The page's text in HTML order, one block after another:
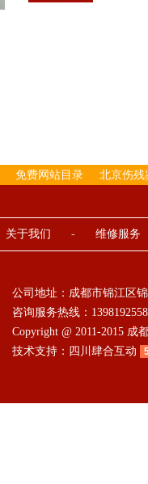
下来的，机内已经存有
免费网站目录 北京伤残
关于我们 - 维修服务
公司地址：成都市锦江区
咨询服务热线：
Copyright @ 2011-2015
技术支持： 四川肆合互动